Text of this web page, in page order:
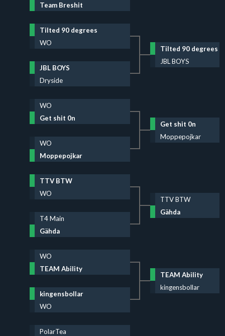
Team Breshit
Tilted 90 degrees
WO
JBL BOYS
Dryside
WO
Get shit 0n
WO
Moppepojkar
TTV BTW
WO
T4 Main
Gähda
WO
TEAM Ability
kingensbollar
WO
PolarTea
Tilted 90 degrees
JBL BOYS
Get shit 0n
Moppepojkar
TTV BTW
Gähda
TEAM Ability
kingensbollar